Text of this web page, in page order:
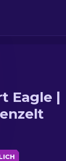
Eagle |